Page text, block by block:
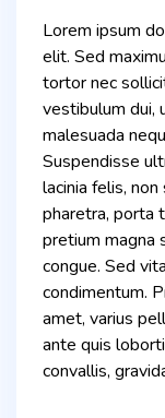
Lorem ipsum
elit. Sed
tortor nec
vestibulum dui,
malesuada
Suspendisse
lacinia felis,
pharetra, porta
pretium magna
congue. Sed
condimentum.
amet, varius
ante quis
convallis,